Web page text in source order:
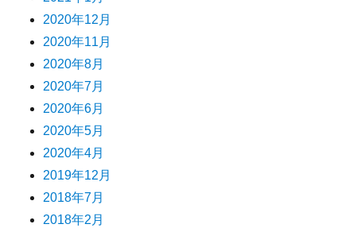
2020年12月
2020年11月
2020年8月
2020年7月
2020年6月
2020年5月
2020年4月
2019年12月
2018年7月
2018年2月